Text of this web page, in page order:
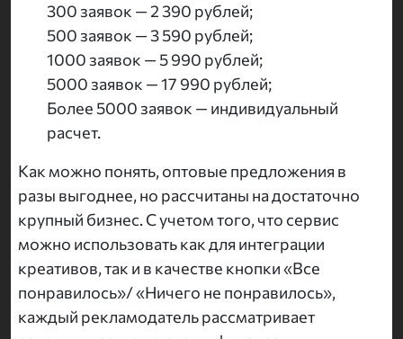
300 заявок — 2 390 рублей;
500 заявок — 3 590 рублей;
1000 заявок — 5 990 рублей;
5000 заявок — 17 990 рублей;
Более 5000 заявок — индивидуальный
расчет.
Как можно понять, оптовые предложения в
разы выгоднее, но рассчитаны на достаточно
крупный бизнес. С учетом того, что сервис
можно использовать как для интеграции
креативов, так и в качестве кнопки «Все
понравилось»/ «Ничего не понравилось»,
каждый рекламодатель рассматривает